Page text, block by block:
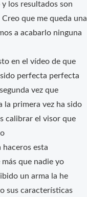
y los resultados son
Creo que me queda una
a acabarlo ninguna
en el vídeo de que
perfecta perfecta
vez que
la primera vez ha sido
calibrar el visor que
haceros esta
que nadie yo
un arma la he
sus características